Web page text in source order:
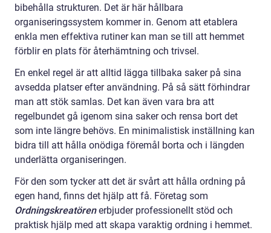
bibehålla strukturen. Det är här hållbara
organiseringssystem kommer in. Genom att etablera
enkla men effektiva rutiner kan man se till att hemmet
förblir en plats för återhämtning och trivsel.
En enkel regel är att alltid lägga tillbaka saker på sina
avsedda platser efter användning. På så sätt förhindrar
man att stök samlas. Det kan även vara bra att
regelbundet gå igenom sina saker och rensa bort det
som inte längre behövs. En minimalistisk inställning kan
bidra till att hålla onödiga föremål borta och i längden
underlätta organiseringen.
För den som tycker att det är svårt att hålla ordning på
egen hand, finns det hjälp att få. Företag som
Ordningskreatören erbjuder professionellt stöd och
praktisk hjälp med att skapa varaktig ordning i hemmet.